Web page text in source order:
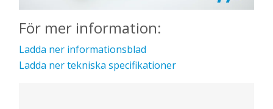
För mer information:
Ladda ner informationsblad
Ladda ner tekniska specifikationer